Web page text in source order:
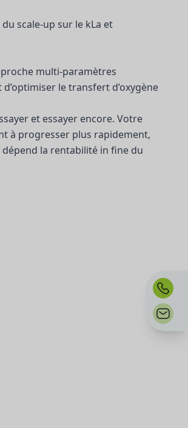
scale-up sur le kLa et
multi-paramètres
le transfert d’oxygène
et essayer encore. Votre
à progresser plus rapidement,
la rentabilité in fine du